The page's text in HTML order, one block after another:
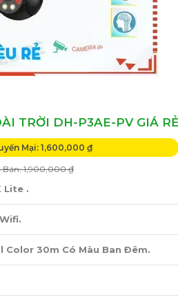
TRỜI DH-P3AE-PV GIÁ RẺ
Mại: 1,600,000 ₫
Bán: 1,900,000 ₫
Lite .
Color 30m Có Màu Ban Ðêm.